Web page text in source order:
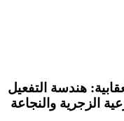
هندسة التفعيل
الزجرية والنجاعة